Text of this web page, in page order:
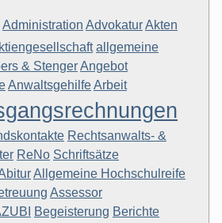
Administration AdvokaturAkten
allgemeine
& StengerAngebot
AnwaltsgehilfeArbeit
Rechtsanwalts- &
ReNo Schriftsätze
Allgemeine Hochschulreife
Assessor
Begeisterung Berichte